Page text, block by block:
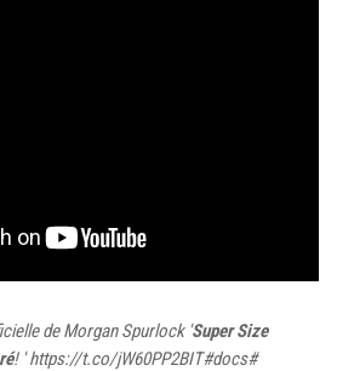
de Morgan Spurlock ' Super Size
! ' https://t.co/jW60PP2BIT#docs#